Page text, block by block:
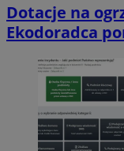
Dotacje na
Ekodoradca